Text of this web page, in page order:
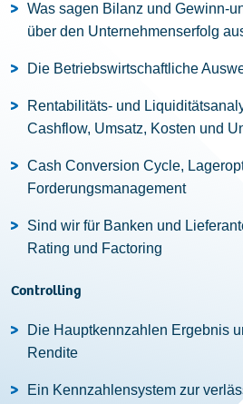
Was sagen Bilanz und Gewinn-
über den Unternehmenserfolg
Die Betriebswirtschaftliche
Rentabilitäts- und
Cashflow, Umsatz, Kosten und
Cash Conversion Cycle,
Forderungsmanagement
Sind wir für Banken und
Rating und Factoring
Controlling
Die Hauptkennzahlen Ergebnis
Rendite
Ein Kennzahlensystem zur